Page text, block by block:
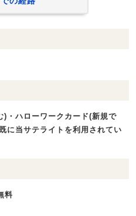
)・ハローワークカード(新規で
に当サテライトを利用されてい
料